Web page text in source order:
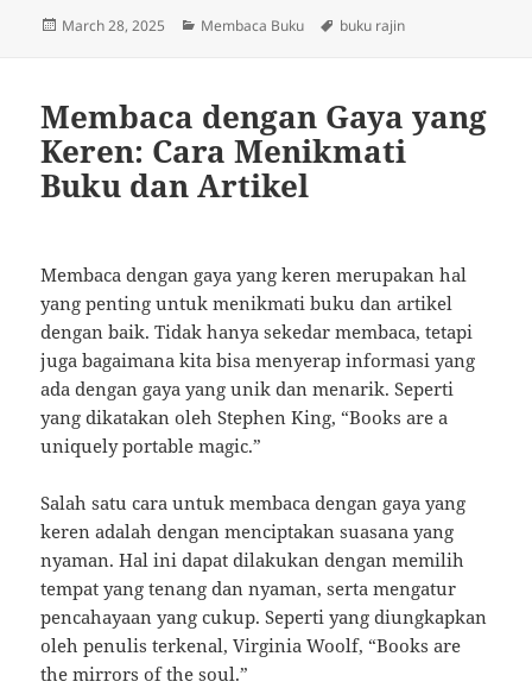
Posted
March 28, 2025 Categories
Membaca Buku Tags
buku rajin
Membaca dengan Gaya yang
Keren: Cara Menikmati
Buku dan Artikel
Membaca dengan gaya yang keren merupakan hal
yang penting untuk menikmati buku dan artikel
dengan baik. Tidak hanya sekedar membaca, tetapi
juga bagaimana kita bisa menyerap informasi yang
ada dengan gaya yang unik dan menarik. Seperti
yang dikatakan oleh Stephen King, “Books are a
uniquely portable magic.”
Salah satu cara untuk membaca dengan gaya yang
keren adalah dengan menciptakan suasana yang
nyaman. Hal ini dapat dilakukan dengan memilih
tempat yang tenang dan nyaman, serta mengatur
pencahayaan yang cukup. Seperti yang diungkapkan
oleh penulis terkenal, Virginia Woolf, “Books are
the mirrors of the soul.”